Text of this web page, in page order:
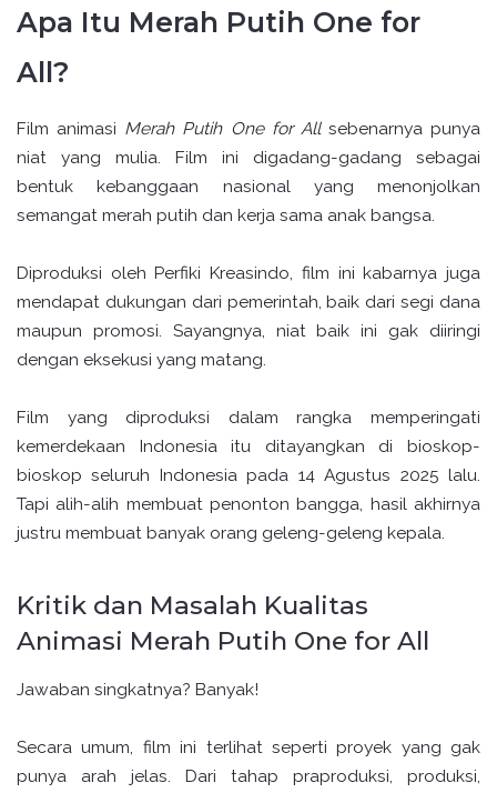
Apa Itu Merah Putih One for
All?
Film animasi Merah Putih One for Allsebenarnya punya
niat yang mulia. Film ini digadang-gadang sebagai
bentuk kebanggaan nasional yang menonjolkan
semangat merah putih dan kerja sama anak bangsa.
Diproduksi oleh Perfiki Kreasindo, film ini kabarnya juga
mendapat dukungan dari pemerintah, baik dari segi dana
maupun promosi. Sayangnya, niat baik ini gak diiringi
dengan eksekusi yang matang.
Film yang diproduksi dalam rangka memperingati
kemerdekaan Indonesia itu ditayangkan di bioskop-
bioskop seluruh Indonesia pada 14 Agustus 2025 lalu.
Tapi alih-alih membuat penonton bangga, hasil akhirnya
justru membuat banyak orang geleng-geleng kepala.
Kritik dan Masalah Kualitas
Animasi Merah Putih One for All
Jawaban singkatnya? Banyak!
Secara umum, film ini terlihat seperti proyek yang gak
punya arah jelas. Dari tahap praproduksi, produksi,